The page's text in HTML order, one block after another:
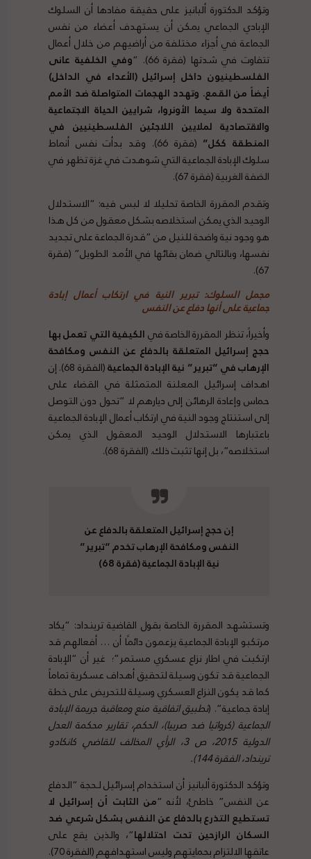
وتؤكد الدكتورة ألبانيز على حقيقة مفادها أن السلوك
الإبادي الجماعي يمكن أن يستهدف أعضاء من نفس
الجماعة في أجزاء مختلفة من أراضيهم من خلال أعمال
تتفاوت في شدتها (فقرة 66). “
وفي الخلفية عانى
الفلسطينيون داخل إسرائيل (الأعداء في الداخل)
أيضاً من القمع. وتهدد الهجمات المتواصلة ضد الأمم
المتحدة ولا سيما الأونروا، شرايين الحياة الاجتماعية
والاقتصادية لملايين اللاجئين الفلسطينيين في
المنطقة ككل”
(فقرة 66). وقد بدأت نفس أنماط
سلوك الإبادة الجماعية التي شوهدت في غزة تظهر في
الضفة الغربية (فقرة 67).
وتقدم المقررة الخاصة تحليلا لا لبس فيه: “الاستدلال
الوحيد الذي يمكن استخلاصه بشكل معقول من كل هذا
هو وجود نية واضحة للنيل من “قدرة الجماعة على تجديد
نفسها، وبالتالي ضمان بقائها في الأمد الطويل” (فقرة
67).
مجمل السلوك: تبرير النية في ارتكاب أعمال إبادة
جماعية على أنها دفاع عن النفس
وأخيراً، تنظر المقررة الخاصة فيالكيفية التي تعمل بها
حجج إسرائيل المتعلقة بالدفاع عن النفس ومكافحة
الإرهاب في “تبرير” نية الإبادة الجماعية
(الفقرة 68). إن
اهداف إسرائيل المعلنة المتمثلة في القضاء على
حماس وإعادة الرهائن إلى ديارهم لا “تحول دون التوصل
إلى استنتاج وجود النية في ارتكاب أعمال الإبادة الجماعية
باعتبارها الاستدلال الوحيد المعقول الذي يمكن
استخلاصه”، بل إنها تثبت ذلك. (الفقرة 68).
إن حجج إسرائيل المتعلقة بالدفاع عن
النفس ومكافحة الإرهاب تخدم “تبرير”
نية الإبادة الجماعية (فقرة 68)
وتستشهد المقررة الخاصة بقول القاضية ترينداد: “يكاد
مرتكبو الإبادة الجماعية يزعمون دائمًا أن … أفعالهم قد
ارتكبت في اطار نزاع عسكري مستمر”؛ غير أن “الإبادة
الجماعية قد تكون وسيلة لتحقيق أهداف عسكرية تماماً
كما قد يكون النزاع العسكري وسيلة للتحريض على خطة
إبادة جماعية”. (تطبيق اتفاقية منع ومعاقبة جريمة الإبادة
الجماعية (كرواتيا ضد صربيا)، الحكم، تقارير محكمة العدل
الدولية 2015، ص 3، الرأي المخالف للقاضي كانكادو
ترينداد، الفقرة 144).
وتؤكد الدكتورة ألبانيز أن استخدام إسرائيل لـحجة “الدفاع
عن النفس” خاطئ، لأنه “من الثابت أن إسرائيل لا
تستطيع التذرع بالدفاع عن النفس بشكل شرعي ضد
السكان الرازحين تحت احتلالها“، والذين يقع على
عاتقها الالتزام بحمايتهم وليس استهدافهم (الفقرة 70).